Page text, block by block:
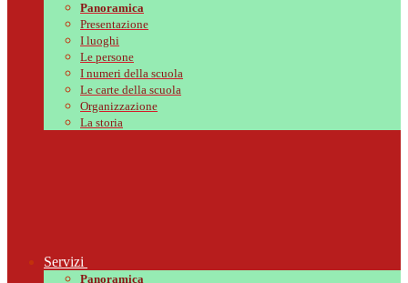
Panoramica
Presentazione
I luoghi
Le persone
I numeri della scuola
Le carte della scuola
Organizzazione
La storia
Servizi
Panoramica